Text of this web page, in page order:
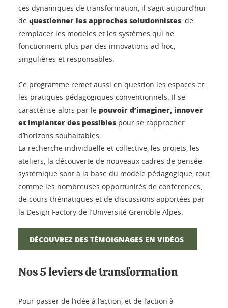
ces dynamiques de transformation, il s’agit aujourd’hui
de questionner les approches solutionnistes, de
remplacer les modèles et les systèmes qui ne
fonctionnent plus par des innovations ad hoc,
singulières et responsables.
Ce programme remet aussi en question les espaces et
les pratiques pédagogiques conventionnels. Il se
caractérise alors par le pouvoir d’imaginer, innover
et implanter des possibles pour se rapprocher
d’horizons souhaitables.
La recherche individuelle et collective, les projets, les
ateliers, la découverte de nouveaux cadres de pensée
systémique sont à la base du modèle pédagogique, tout
comme les nombreuses opportunités de conférences,
de cours thématiques et de discussions apportées par
la Design Factory de l’Université Grenoble Alpes.
DÉCOUVREZ DES TÉMOIGNAGES EN VIDÉOS
Nos 5 leviers de transformation
Pour passer de l’idée à l’action, et de l’action à